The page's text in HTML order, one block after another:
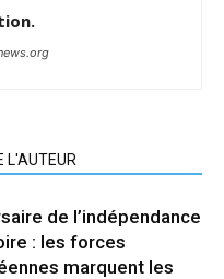
L'AUTEUR
de l’indépendance
: les forces
marquent les